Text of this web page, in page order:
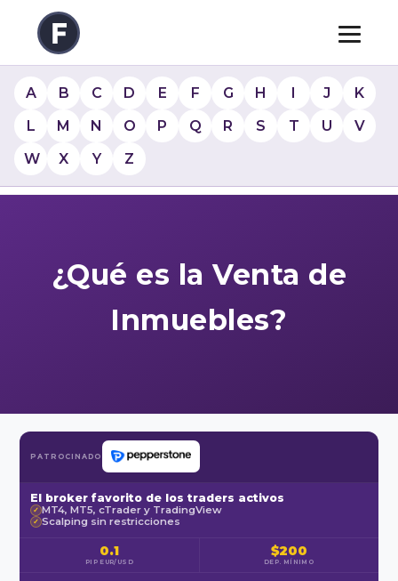
A B C D E F G H I J
K
L
M N O P Q R S T U
V
W
X Y Z
¿Qué es la Venta de
Inmuebles?
PATROCINADO
El broker favorito de los traders activos
✓ MT4, MT5, cTrader y TradingView
✓ Scalping sin restricciones
0.1
PIP EUR/USD
$200
DEP. MÍNIMO